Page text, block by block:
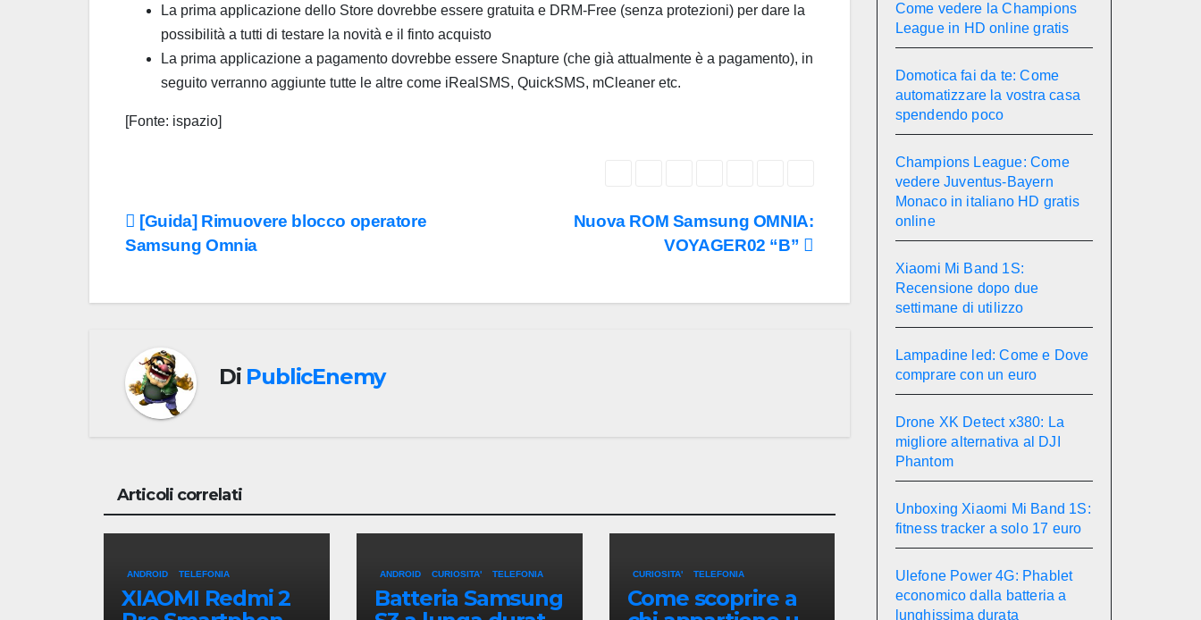
La prima applicazione dello Store dovrebbe essere gratuita e DRM-Free (senza protezioni) per dare la
possibilità a tutti di testare la novità e il finto acquisto
La prima applicazione a pagamento dovrebbe essere Snapture (che già attualmente è a pagamento), in
seguito verranno aggiunte tutte le altre come iRealSMS, QuickSMS, mCleaner etc.
[Fonte: ispazio]
Navigazione
articoli
Nuova ROM Samsung OMNIA:
VOYAGER02 “B”
[Guida] Rimuovere blocco operatore
Samsung Omnia
Di PublicEnemy
Articoli correlati
ANDROID TELEFONIA
XIAOMI Redmi 2
ANDROID CURIOSITA' TELEFONIA
Batteria Samsung
CURIOSITA' TELEFONIA
Come scoprire a
Come vedere la Champions
League in HD online gratis
Domotica fai da te: Come
automatizzare la vostra casa
spendendo poco
Champions League: Come
vedere Juventus-Bayern
Monaco in italiano HD gratis
online
Xiaomi Mi Band 1S:
Recensione dopo due
settimane di utilizzo
Lampadine led: Come e Dove
comprare con un euro
Drone XK Detect x380: La
migliore alternativa al DJI
Phantom
Unboxing Xiaomi Mi Band 1S:
fitness tracker a solo 17 euro
Ulefone Power 4G: Phablet
economico dalla batteria a
lunghissima durata